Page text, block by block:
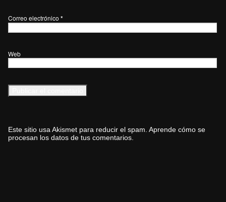
Correo electrónico *
Web
Este sitio usa Akismet para reducir el spam. Aprende cómo se
procesan los datos de tus comentarios.